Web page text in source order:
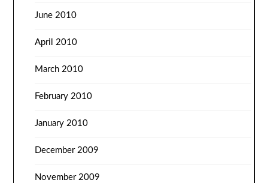
June 2010
April 2010
March 2010
February 2010
January 2010
December 2009
November 2009